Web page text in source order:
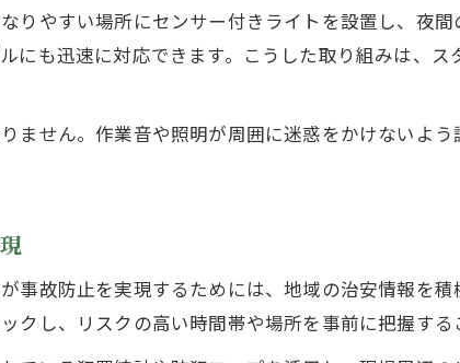
りやすい場所にセンサー付きライトを設置し、夜
にも迅速に対応できます。こうした取り組みは、
ません。作業音や照明が周囲に迷惑をかけないよ
事故防止を実現するためには、地域の治安情報を
クし、リスクの高い時間帯や場所を事前に把握する